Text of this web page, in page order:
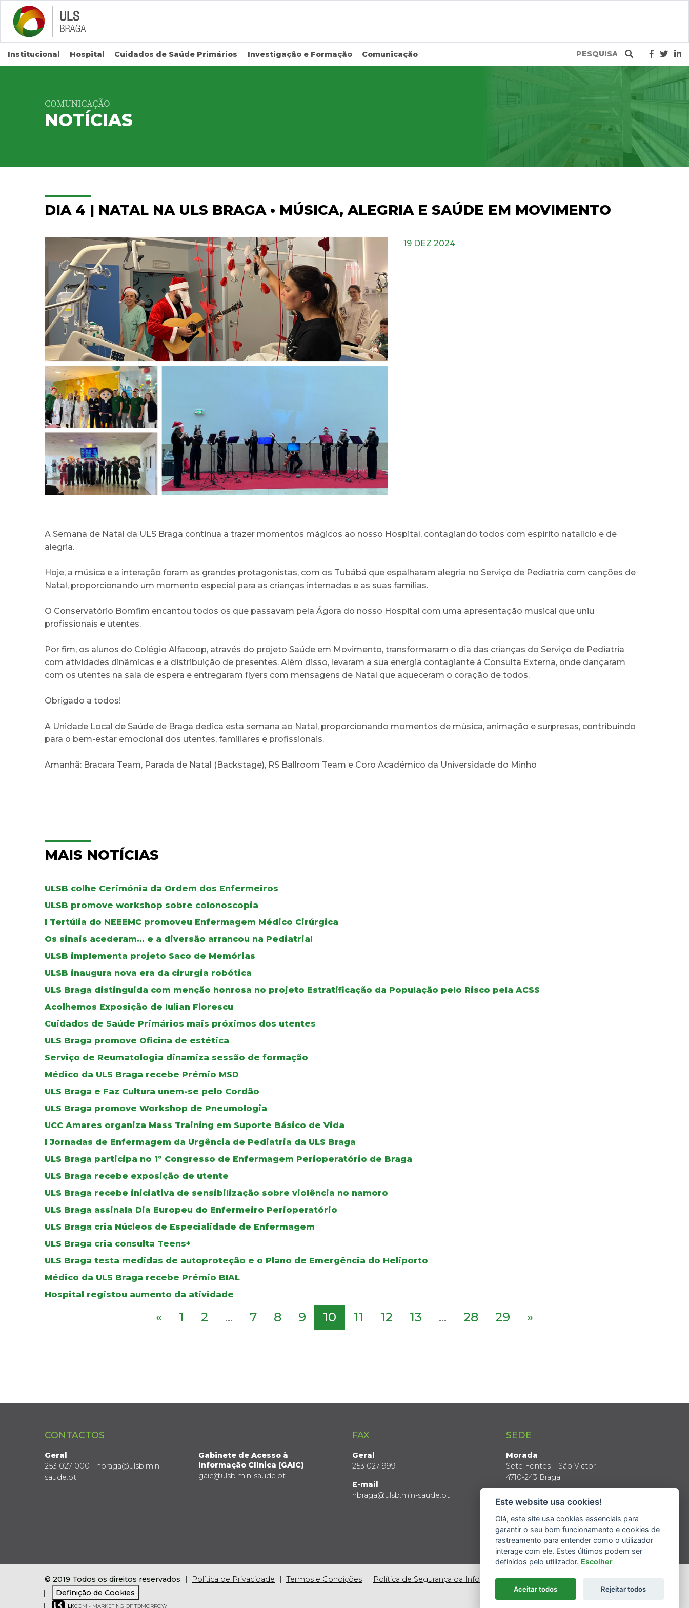
Saltar para conteúdo principal
Institucional Hospital Cuidados de Saúde Primários Investigação e Formação Comunicação
Query
COMUNICAÇÃO
NOTÍCIAS
DIA 4 | NATAL NA ULS BRAGA • MÚSICA, ALEGRIA E SAÚDE EM MOVIMENTO
19 DEZ 2024
A Semana de Natal da ULS Braga continua a trazer momentos mágicos ao nosso Hospital, contagiando todos com espírito natalício e de
alegria.
Hoje, a música e a interação foram as grandes protagonistas, com os Tubábá que espalharam alegria no Serviço de Pediatria com canções de
Natal, proporcionando um momento especial para as crianças internadas e as suas famílias.
O Conservatório Bomfim encantou todos os que passavam pela Ágora do nosso Hospital com uma apresentação musical que uniu
profissionais e utentes.
Por fim, os alunos do Colégio Alfacoop, através do projeto Saúde em Movimento, transformaram o dia das crianças do Serviço de Pediatria
com atividades dinâmicas e a distribuição de presentes. Além disso, levaram a sua energia contagiante à Consulta Externa, onde dançaram
com os utentes na sala de espera e entregaram flyers com mensagens de Natal que aqueceram o coração de todos.
Obrigado a todos!
A Unidade Local de Saúde de Braga dedica esta semana ao Natal, proporcionando momentos de música, animação e surpresas, contribuindo
para o bem-estar emocional dos utentes, familiares e profissionais.
Amanhã: Bracara Team, Parada de Natal (Backstage), RS Ballroom Team e Coro Académico da Universidade do Minho
MAIS NOTÍCIAS
ULSB colhe Cerimónia da Ordem dos Enfermeiros
ULSB promove workshop sobre colonoscopia
I Tertúlia do NEEEMC promoveu Enfermagem Médico Cirúrgica
Os sinais acederam... e a diversão arrancou na Pediatria!
ULSB implementa projeto Saco de Memórias
ULSB inaugura nova era da cirurgia robótica
ULS Braga distinguida com menção honrosa no projeto Estratificação da População pelo Risco pela ACSS
Acolhemos Exposição de Iulian Florescu
Cuidados de Saúde Primários mais próximos dos utentes
ULS Braga promove Oficina de estética
Serviço de Reumatologia dinamiza sessão de formação
Médico da ULS Braga recebe Prémio MSD
ULS Braga e Faz Cultura unem-se pelo Cordão
ULS Braga promove Workshop de Pneumologia
UCC Amares organiza Mass Training em Suporte Básico de Vida
I Jornadas de Enfermagem da Urgência de Pediatria da ULS Braga
ULS Braga participa no 1º Congresso de Enfermagem Perioperatório de Braga
ULS Braga recebe exposição de utente
ULS Braga recebe iniciativa de sensibilização sobre violência no namoro
ULS Braga assinala Dia Europeu do Enfermeiro Perioperatório
ULS Braga cria Núcleos de Especialidade de Enfermagem
ULS Braga cria consulta Teens+
ULS Braga testa medidas de autoproteção e o Plano de Emergência do Heliporto
Médico da ULS Braga recebe Prémio BIAL
Hospital registou aumento da atividade
« 1 2 ... 7 8 9 10 11 12 13 ... 28 29 »
CONTACTOS
Geral
253 027 000 | hbraga@ulsb.min-
saude.pt
Gabinete de Acesso à
Informação Clínica (GAIC)
gaic@ulsb.min-saude.pt
FAX
Geral
253 027 999
E-mail
hbraga@ulsb.min-saude.pt
SEDE
Morada
Sete Fontes – São Victor
4710-243 Braga
Latitude: 41º 34’ N
Longitude: 8º 24’ W
© 2019 Todos os direitos reservados Política de Privacidade Termos e Condições
Política de Segurança da Informação
Definição de Cookies
LKCOM - MARKETING OF TOMORROW
Este website usa cookies!
Olá, este site usa cookies essenciais para
garantir o seu bom funcionamento e cookies de
rastreamento para entender como o utilizador
interage com ele. Estes últimos podem ser
definidos pelo utilizador. Escolher
Aceitar todos Rejeitar todos